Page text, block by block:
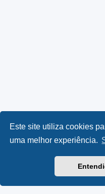
Este site utiliza cookies
uma melhor experiência.